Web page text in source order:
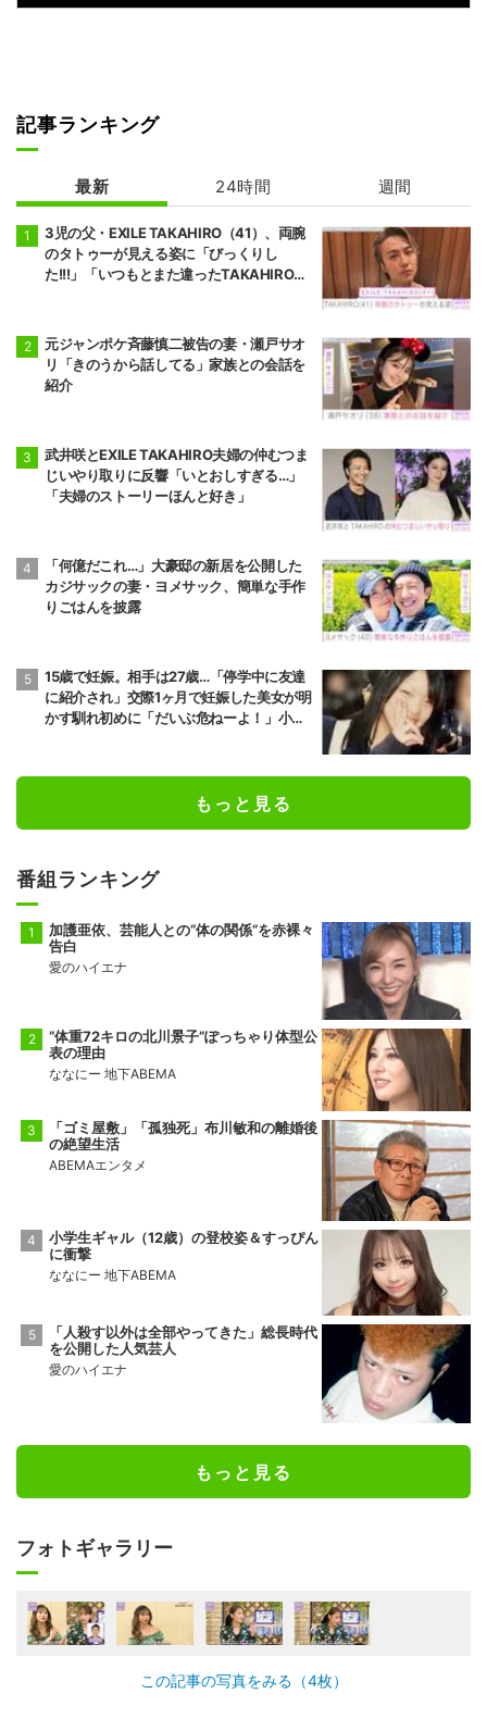
記事ランキング
最新 24時間 週間
3児の父・EXILE TAKAHIRO（41）、両腕
のタトゥーが見える姿に「びっくりし
た!!!」「いつもとまた違ったTAKAHIROさ
元ジャンポケ斉藤慎二被告の妻・瀬戸サオ
リ「きのうから話してる」家族との会話を
紹介
武井咲とEXILE TAKAHIRO夫婦の仲むつま
じいやり取りに反響「いとおしすぎる…」
「夫婦のストーリーほんと好き」
「何億だこれ…」大豪邸の新居を公開した
カジサックの妻・ヨメサック、簡単な手作
りごはんを披露
15歳で妊娠。相手は27歳…「停学中に友達
に紹介され」交際1ヶ月で妊娠した美女が明
かす馴れ初めに「だいぶ危ねーよ！」小森
もっと見る
番組ランキング
加護亜依、芸能人との“体の関係”を赤裸々
告白
愛のハイエナ
“体重72キロの北川景子”ぽっちゃり体型公
表の理由
ななにー 地下ABEMA
「ゴミ屋敷」「孤独死」布川敏和の離婚後
の絶望生活
ABEMAエンタメ
小学生ギャル（12歳）の登校姿＆すっぴん
に衝撃
ななにー 地下ABEMA
「人殺す以外は全部やってきた」総長時代
を公開した人気芸人
愛のハイエナ
もっと見る
フォトギャラリー
この記事の写真をみる（4枚）